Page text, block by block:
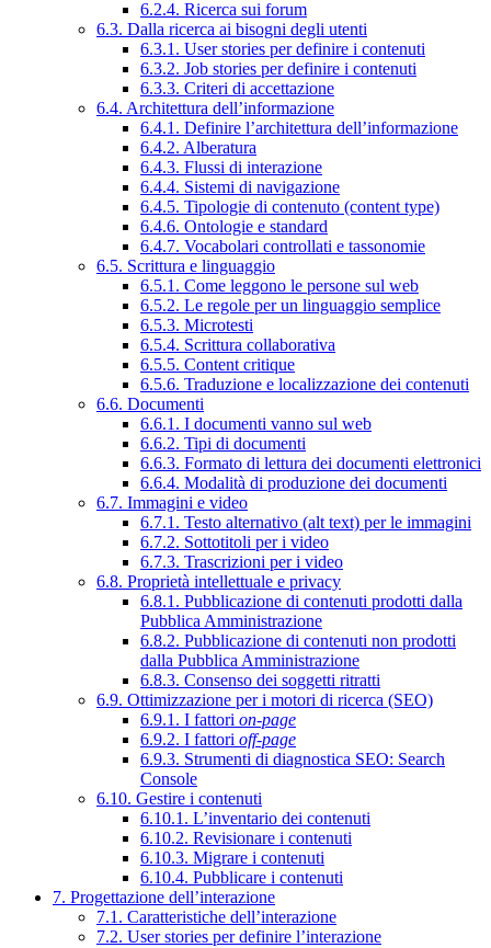
6.2.4. Ricerca sui forum
6.3. Dalla ricerca ai bisogni degli utenti
6.3.1. User stories per definire i contenuti
6.3.2. Job stories per definire i contenuti
6.3.3. Criteri di accettazione
6.4. Architettura dell’informazione
6.4.1. Definire l’architettura dell’informazione
6.4.2. Alberatura
6.4.3. Flussi di interazione
6.4.4. Sistemi di navigazione
6.4.5. Tipologie di contenuto (content type)
6.4.6. Ontologie e standard
6.4.7. Vocabolari controllati e tassonomie
6.5. Scrittura e linguaggio
6.5.1. Come leggono le persone sul web
6.5.2. Le regole per un linguaggio semplice
6.5.3. Microtesti
6.5.4. Scrittura collaborativa
6.5.5. Content critique
6.5.6. Traduzione e localizzazione dei contenuti
6.6. Documenti
6.6.1. I documenti vanno sul web
6.6.2. Tipi di documenti
6.6.3. Formato di lettura dei documenti elettronici
6.6.4. Modalità di produzione dei documenti
6.7. Immagini e video
6.7.1. Testo alternativo (alt text) per le immagini
6.7.2. Sottotitoli per i video
6.7.3. Trascrizioni per i video
6.8. Proprietà intellettuale e privacy
6.8.1. Pubblicazione di contenuti prodotti dalla
Pubblica Amministrazione
6.8.2. Pubblicazione di contenuti non prodotti
dalla Pubblica Amministrazione
6.8.3. Consenso dei soggetti ritratti
6.9. Ottimizzazione per i motori di ricerca (SEO)
6.9.1. I fattori on-page
6.9.2. I fattori off-page
6.9.3. Strumenti di diagnostica SEO: Search
Console
6.10. Gestire i contenuti
6.10.1. L’inventario dei contenuti
6.10.2. Revisionare i contenuti
6.10.3. Migrare i contenuti
6.10.4. Pubblicare i contenuti
7. Progettazione dell’interazione
7.1. Caratteristiche dell’interazione
7.2. User stories per definire l’interazione